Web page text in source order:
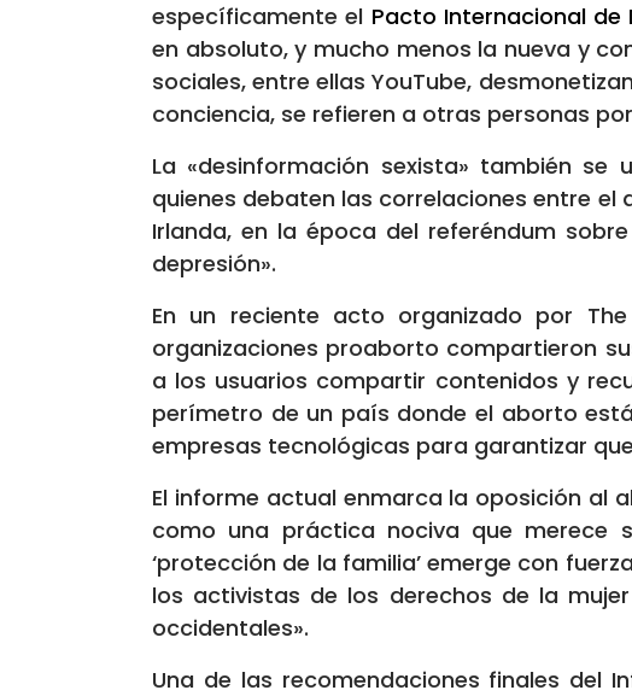
específicamente el Pacto Internacional de
en absoluto, y mucho menos la nueva y
sociales, entre ellas YouTube,
conciencia, se refieren a otras personas
La «desinformación sexista» también se
quienes debaten las correlaciones entre el
Irlanda, en la época del referéndum
depresión».
En un reciente acto organizado por The
organizaciones proaborto compartieron
a los usuarios compartir contenidos y
perímetro de un país donde el aborto
empresas tecnológicas para garantizar
El informe actual enmarca la oposición al
como una práctica nociva que merece
‘protección de la familia’ emerge con
los activistas de los derechos de la
occidentales».
Una de las recomendaciones finales del